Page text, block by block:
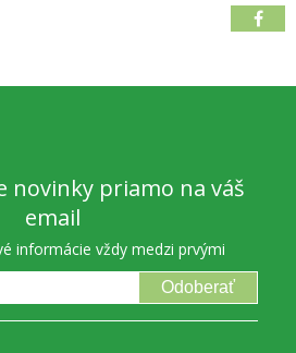
novinky priamo na váš
email
informácie vždy medzi prvými
Odoberať